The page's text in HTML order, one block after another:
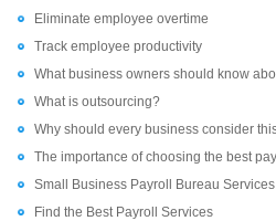
Eliminate employee overtime
Track employee productivity
What business owners should know
What is outsourcing?
Why should every business consider
The importance of choosing the best
Small Business Payroll Bureau Services
Find the Best Payroll Services